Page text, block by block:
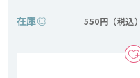
在庫◎ 550円